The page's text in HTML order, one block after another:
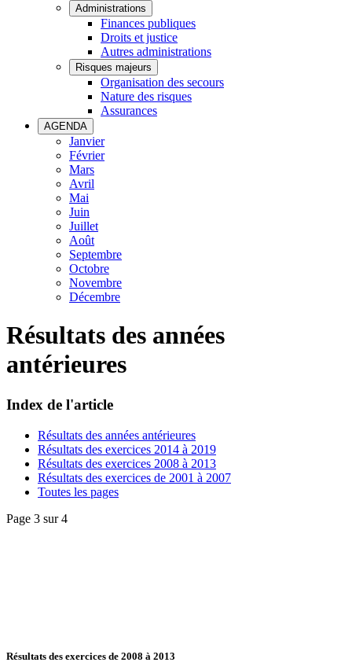
Administrations
Finances publiques
Droits et justice
Autres administrations
Risques majeurs
Organisation des secours
Nature des risques
Assurances
AGENDA
Janvier
Février
Mars
Avril
Mai
Juin
Juillet
Août
Septembre
Octobre
Novembre
Décembre
Résultats des années
antérieures
Index de l'article
Résultats des années antérieures
Résultats des exercices 2014 à 2019
Résultats des exercices 2008 à 2013
Résultats des exercices de 2001 à 2007
Toutes les pages
Page 3 sur 4
Résultats des exercices de 2008 à 2013